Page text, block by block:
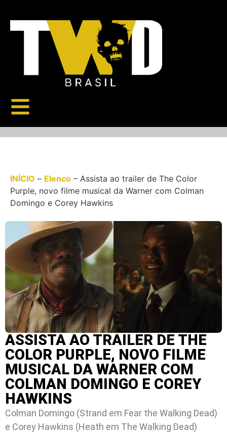
INÍCIO – Elenco – Assista ao trailer de The Color
Purple, novo filme musical da Warner com Colman
Domingo e Corey Hawkins
ASSISTA AO TRAILER DE THE
COLOR PURPLE, NOVO FILME
MUSICAL DA WARNER COM
COLMAN DOMINGO E COREY
HAWKINS
Colman Domingo (Strand em Fear the Walking Dead)
e Corey Hawkins (Heath em The Walking Dead)